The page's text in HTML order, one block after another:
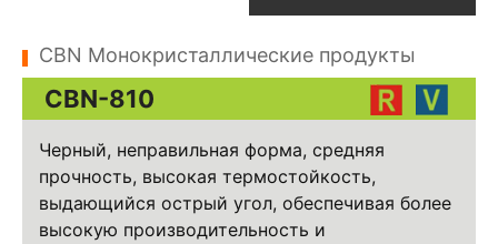
CBN Монокристаллические продукты
CBN-810
Черный, неправильная форма, средняя
прочность, высокая термостойкость,
выдающийся острый угол, обеспечивая более
высокую производительность и